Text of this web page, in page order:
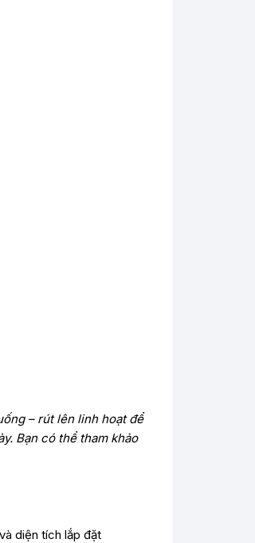
– rút lên linh hoạt để
Bạn có thể tham khảo
diện tích lắp đặt